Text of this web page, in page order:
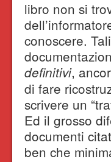
libro non si
conoscere.
definitivi,
di fare
scrivere un
Ed il grosso
documenti
ben che